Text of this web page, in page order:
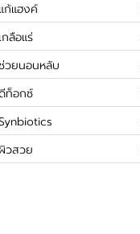
ก้แฮงค์
ลือแร่
วยนอนหลับ
ท็อกซ์
วสวย